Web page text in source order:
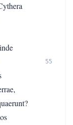
55